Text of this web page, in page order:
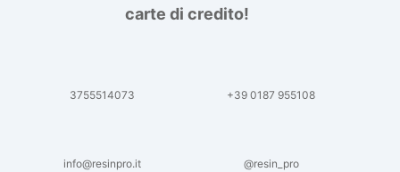
carte di credito!
3755514073 +39 0187 955108
info@resinpro.it @resin_pro